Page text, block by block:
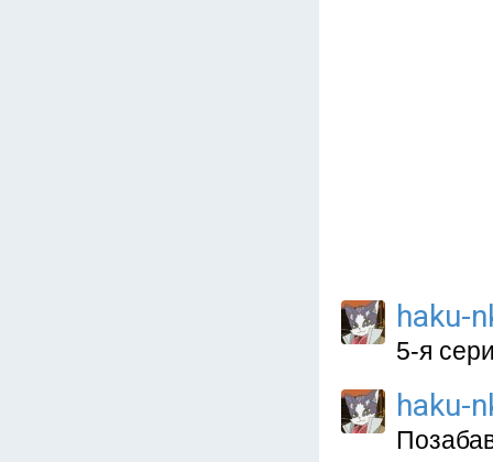
haku-
5-я
haku-